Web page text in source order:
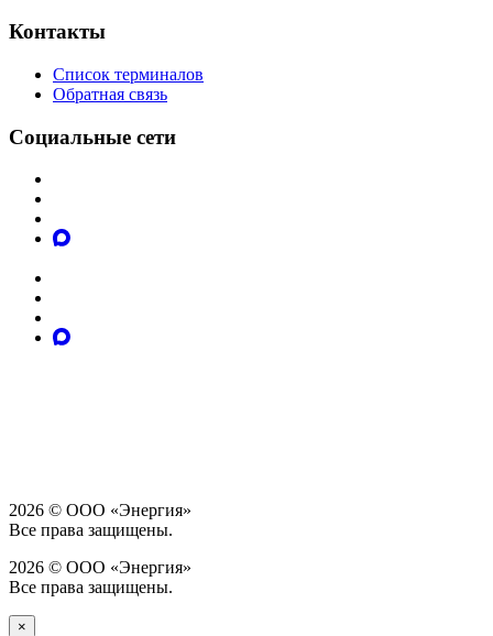
Контакты
Список терминалов
Обратная связь
Социальные сети
2026 © ООО «Энергия»
Все права защищены.
2026 © ООО «Энергия»
Все права защищены.
×